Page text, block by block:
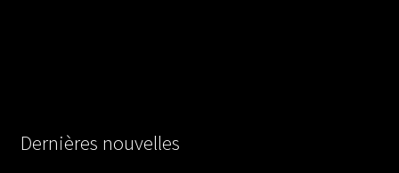
Dernières nouvelles